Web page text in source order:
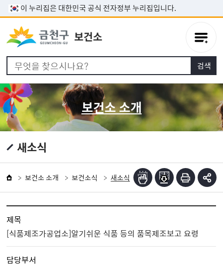
본문 바로가기
이 누리집은 대한민국 공식 전자정부 누리집입니다.
보건소 소개
새소식
보건소 소개 보건소식 새소식
제목
[식품제조가공업소]알기쉬운 식품 등의 품목제조보고 요령
담당부서